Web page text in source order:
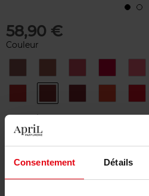
Consentement Détails
58,90 €
Couleur
LA
RAFFINÉE
LA
ROUGE
FEU
ROUGE
VIE
NIGHTFALLFIRST
LIGHT
L'
Quantité
Livraison